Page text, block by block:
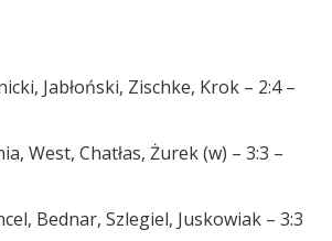
Jabłoński, Zischke, Krok – 2:4 –
West, Chatłas, Żurek (w) – 3:3 –
Bednar, Szlegiel, Juskowiak – 3:3